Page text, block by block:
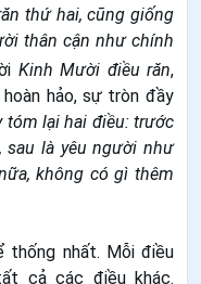
thứ hai, cũng giống
thân cận như chính
Kinh Mười điều răn,
hảo, sự tròn đầy
tóm lại hai điều: trước
sau là yêu người như
không có gì thêm
thống nhất. Mỗi điều
cả các điều khác.